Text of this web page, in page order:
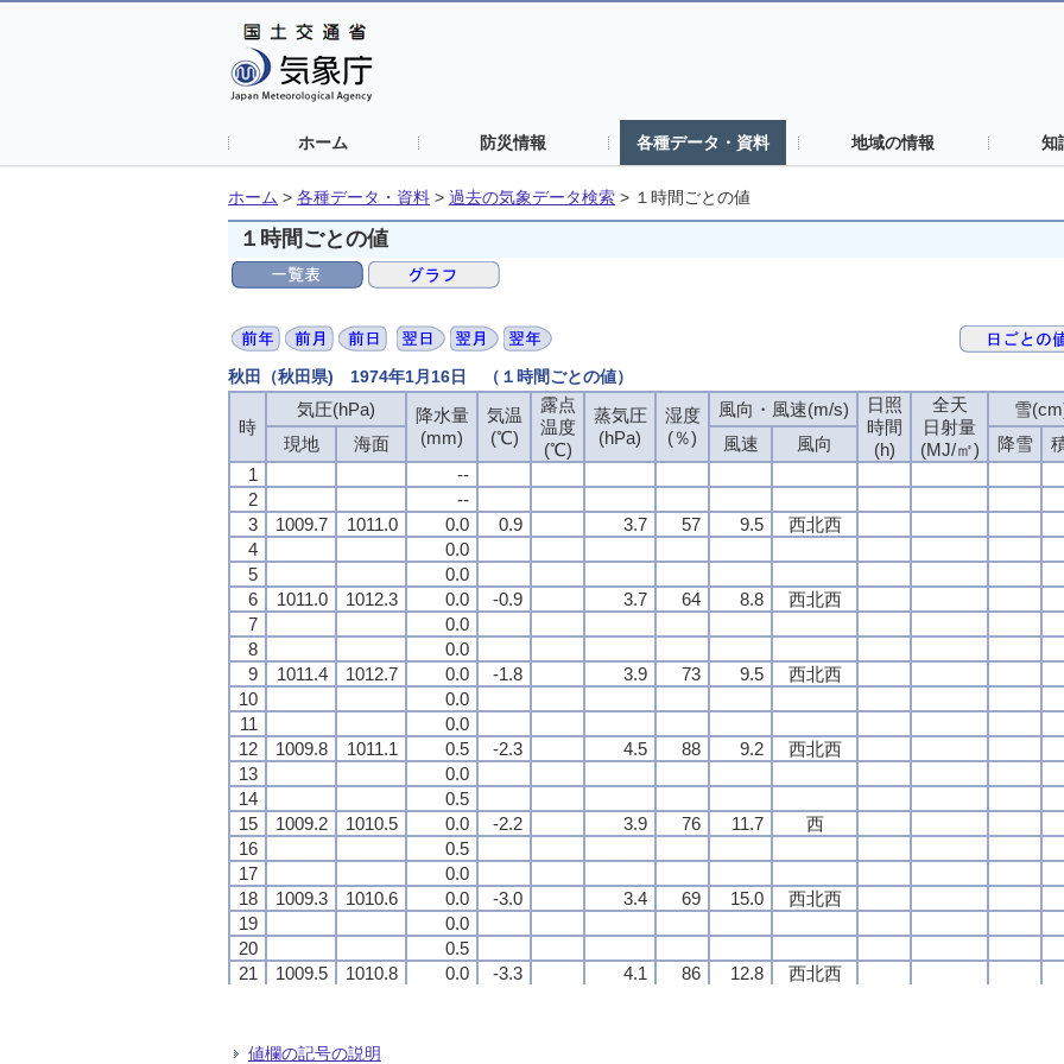
ホーム 防災情報 各種データ・資料 地域の情報 知
ホーム > 各種データ・資料 > 過去の気象データ検索 > １時間ごとの値
１時間ごとの値
秋田（秋田県) 1974年1月16日 （１時間ごとの値）
時
気圧(hPa)
降水量
(mm)
気温
(℃)
露点
温度
(℃)
蒸気圧
(hPa)
湿度
(％)
風向・風速(m/s)
日照
時間
(h)
全天
日射量
(MJ/㎡)
雪
現地 海面 風速 風向 降雪
1
--
2
--
3
1009.7 1011.0 0.0 0.9 3.7 57 9.5 西北西
4
0.0
5
0.0
6
1011.0 1012.3 0.0 -0.9 3.7 64 8.8 西北西
7
0.0
8
0.0
9
1011.4 1012.7 0.0 -1.8 3.9 73 9.5 西北西
10
0.0
11
0.0
12
1009.8 1011.1 0.5 -2.3 4.5 88 9.2 西北西
13
0.0
14
0.5
15
1009.2 1010.5 0.0 -2.2 3.9 76 11.7 西
16
0.5
17
0.0
18
1009.3 1010.6 0.0 -3.0 3.4 69 15.0 西北西
19
0.0
20
0.5
21
1009.5 1010.8 0.0 -3.3 4.1 86 12.8 西北西
24
1009.6 1010.9
時
気圧(hPa)
降水量
(mm)
気温
(℃)
露点
温度
(℃)
蒸気圧
(hPa)
湿度
(％)
風向・風速(m/s)
日照
時間
(h)
全天
日射量
(MJ/㎡)
雪
現地 海面 風速 風向 降雪
1
--
2
--
3
1009.7 1011.0 0.0 0.9 3.7 57 9.5 西北西
4
0.0
5
0.0
6
1011.0 1012.3 0.0 -0.9 3.7 64 8.8 西北西
7
0.0
8
0.0
9
1011.4 1012.7 0.0 -1.8 3.9 73 9.5 西北西
10
0.0
11
0.0
12
1009.8 1011.1 0.5 -2.3 4.5 88 9.2 西北西
13
0.0
14
0.5
15
1009.2 1010.5 0.0 -2.2 3.9 76 11.7 西
16
0.5
17
0.0
18
1009.3 1010.6 0.0 -3.0 3.4 69 15.0 西北西
19
0.0
20
0.5
21
1009.5 1010.8 0.0 -3.3 4.1 86 12.8 西北西
24
1009.6 1010.9
時
気圧(hPa)
降水量
(mm)
気温
(℃)
露点
温度
(℃)
蒸気圧
(hPa)
湿度
(％)
風向・風速(m/s)
日照
時間
(h)
全天
日射量
(MJ/㎡)
雪
現地 海面 風速 風向 降雪
1
--
2
--
3
1009.7 1011.0 0.0 0.9 3.7 57 9.5 西北西
4
0.0
5
0.0
6
1011.0 1012.3 0.0 -0.9 3.7 64 8.8 西北西
7
0.0
8
0.0
9
1011.4 1012.7 0.0 -1.8 3.9 73 9.5 西北西
10
0.0
11
0.0
12
1009.8 1011.1 0.5 -2.3 4.5 88 9.2 西北西
13
0.0
14
0.5
15
1009.2 1010.5 0.0 -2.2 3.9 76 11.7 西
16
0.5
17
0.0
18
1009.3 1010.6 0.0 -3.0 3.4 69 15.0 西北西
19
0.0
20
0.5
21
1009.5 1010.8 0.0 -3.3 4.1 86 12.8 西北西
24
1009.6 1010.9
時
気圧(hPa)
降水量
(mm)
気温
(℃)
露点
温度
(℃)
蒸気圧
(hPa)
湿度
(％)
風向・風速(m/s)
日照
時間
(h)
全天
日射量
(MJ/㎡)
雪
現地 海面 風速 風向 降雪
1
--
2
--
3
1009.7 1011.0 0.0 0.9 3.7 57 9.5 西北西
4
0.0
5
0.0
6
1011.0 1012.3 0.0 -0.9 3.7 64 8.8 西北西
7
0.0
8
0.0
9
1011.4 1012.7 0.0 -1.8 3.9 73 9.5 西北西
10
0.0
11
0.0
12
1009.8 1011.1 0.5 -2.3 4.5 88 9.2 西北西
13
0.0
14
0.5
15
1009.2 1010.5 0.0 -2.2 3.9 76 11.7 西
16
0.5
17
0.0
18
1009.3 1010.6 0.0 -3.0 3.4 69 15.0 西北西
19
0.0
20
0.5
21
1009.5 1010.8 0.0 -3.3 4.1 86 12.8 西北西
24
1009.6 1010.9
値欄の記号の説明